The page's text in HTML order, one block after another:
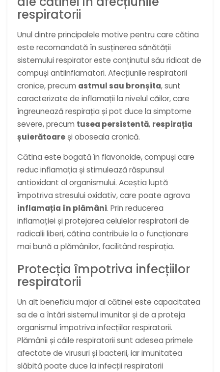
respiratorii
Unul dintre principalele motive pentru care cătina
este recomandată în susținerea sănătății
sistemului respirator este conținutul său ridicat de
compuși antiinflamatori. Afecțiunile respiratorii
cronice, precum astmul sau bronșita, sunt
caracterizate de inflamații la nivelul căilor, care
îngreunează respirația și pot duce la simptome
severe, precum tusea persistentă, respirația
șuierătoare și oboseala cronică.
Cătina este bogată în flavonoide, compuși care
reduc inflamația și stimulează răspunsul
antioxidant al organismului. Aceștia luptă
împotriva stresului oxidativ, care poate agrava
inflamația în plămâni. Prin reducerea
inflamației și protejarea celulelor respiratorii de
radicalii liberi, cătina contribuie la o funcționare
mai bună a plămânilor, facilitând respirația.
Protecția împotriva infecțiilor
respiratorii
Un alt beneficiu major al cătinei este capacitatea
sa de a întări sistemul imunitar și de a proteja
organismul împotriva infecțiilor respiratorii.
Plămânii și căile respiratorii sunt adesea primele
afectate de virusuri și bacterii, iar imunitatea
slăbită poate duce la infecții respiratorii